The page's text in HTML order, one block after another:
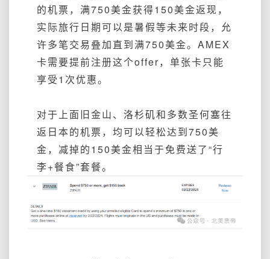
的机票，满750美金获得150美金返现，
实际旅行日期可以是暑假等未来时段，允
许多笔交易叠加直到满750美金。AMEX
卡需要提前注册这个offer，单张卡只能
享受1次优惠。
对于上面旧金山、洛杉矶和多数圣何塞往
返日本的机票，均可以轻松达到750美
金，减掉的150美金相当于免费送了“行
李+餐食”套餐。